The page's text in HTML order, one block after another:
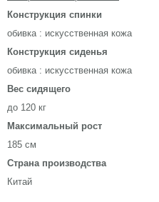
Конструкция спинки
обивка : искусственная кожа
Конструкция сиденья
обивка : искусственная кожа
Вес сидящего
до 120 кг
Максимальный рост
185 см
Страна производства
Китай